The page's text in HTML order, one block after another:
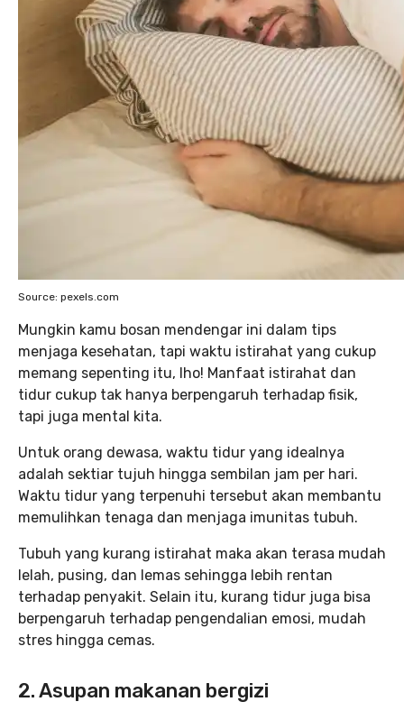
Source: pexels.com
Mungkin kamu bosan mendengar ini dalam tips
menjaga kesehatan, tapi waktu istirahat yang cukup
memang sepenting itu, lho! Manfaat istirahat dan
tidur cukup tak hanya berpengaruh terhadap fisik,
tapi juga mental kita.
Untuk orang dewasa, waktu tidur yang idealnya
adalah sektiar tujuh hingga sembilan jam per hari.
Waktu tidur yang terpenuhi tersebut akan membantu
memulihkan tenaga dan menjaga imunitas tubuh.
Tubuh yang kurang istirahat maka akan terasa mudah
lelah, pusing, dan lemas sehingga lebih rentan
terhadap penyakit. Selain itu, kurang tidur juga bisa
berpengaruh terhadap pengendalian emosi, mudah
stres hingga cemas.
2. Asupan makanan bergizi